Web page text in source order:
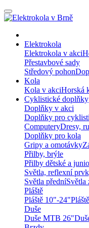
Elektrokola
Elektrokola v akci
Přestavbové sady
Středový pohon
Kola
Kola v akciHorská
Cyklistické doplňky
Doplňky v akci
Doplňky pro
ComputeryDresy,
Doplňky pro kola
Gripy a omotávky
Přilby, brýle
Přilby dětské a
Světla, reflexní
Světla předníSvětla
Pláště
Pláště 10"-24"
Duše
Duše MTB 26"